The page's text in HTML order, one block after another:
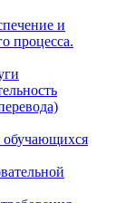
и
процесса.